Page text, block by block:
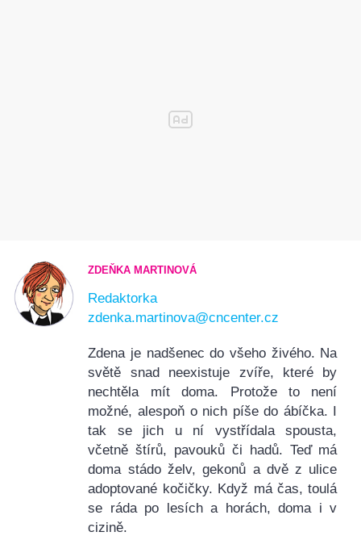
ZDEŇKA MARTINOVÁ
Redaktorka
zdenka.martinova@cncenter.cz
Zdena je nadšenec do všeho živého. Na
světě snad neexistuje zvíře, které by
nechtěla mít doma. Protože to není
možné, alespoň o nich píše do ábíčka. I
tak se jich u ní vystřídala spousta,
včetně štírů, pavouků či hadů. Teď má
doma stádo želv, gekonů a dvě z ulice
adoptované kočičky. Když má čas, toulá
se ráda po lesích a horách, doma i v
cizině.